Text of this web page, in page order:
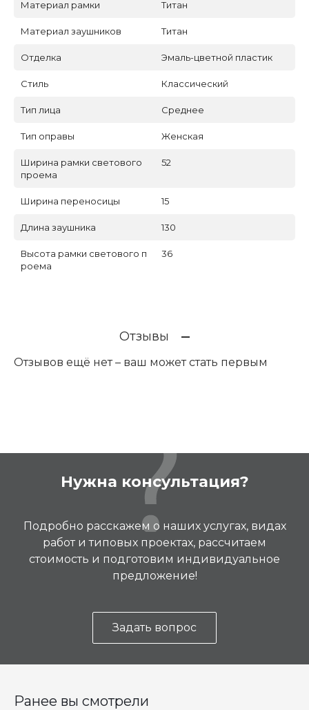
Материал рамки Титан
Материал заушников Титан
Отделка Эмаль-цветной пластик
Стиль Классический
Тип лица Среднее
Тип оправы Женская
Ширина рамки светового
проема
52
Ширина переносицы 15
Длина заушника 130
Высота рамки светового п
роема
36
Отзывы
Отзывов ещё нет – ваш может стать первым
Нужна консультация?
Подробно расскажем о наших услугах, видах
работ и типовых проектах, рассчитаем
стоимость и подготовим индивидуальное
предложение!
Задать вопрос
Ранее вы смотрели